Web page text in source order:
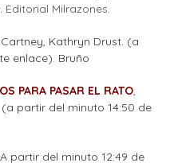
Editorial Milrazones.
Kathryn Drust. (a
enlace). Bruño
PARA PASAR EL RATO,
partir del minuto 14:50 de
partir del minuto 12:49 de